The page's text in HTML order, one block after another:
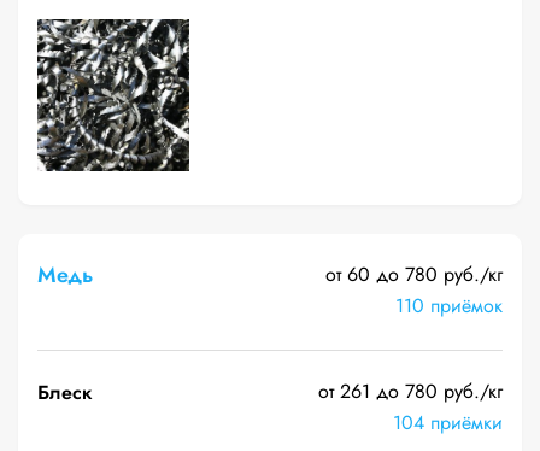
Медь
от 60 до 780 руб./кг
110 приёмок
Блеск
от 261 до 780 руб./кг
104 приёмки